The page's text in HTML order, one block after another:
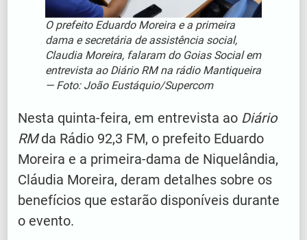
O prefeito Eduardo Moreira e a primeira
dama e secretária de assistência social,
Claudia Moreira, falaram do Goias Social em
entrevista ao Diário RM na rádio Mantiqueira
— Foto: João Eustáquio/Supercom
Nesta quinta-feira, em entrevista ao Diário
RMda Rádio 92,3 FM, o prefeito Eduardo
Moreira e a primeira-dama de Niquelândia,
Cláudia Moreira, deram detalhes sobre os
benefícios que estarão disponíveis durante
o evento.